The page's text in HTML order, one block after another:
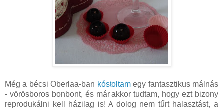
Még a bécsi Oberlaa-ban kóstoltamegy fantasztikus málnás
- vörösboros bonbont, és már akkor tudtam, hogy ezt bizony
reprodukálni kell házilag is! A dolog nem tűrt halasztást, a